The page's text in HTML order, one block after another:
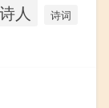
诗人 诗词